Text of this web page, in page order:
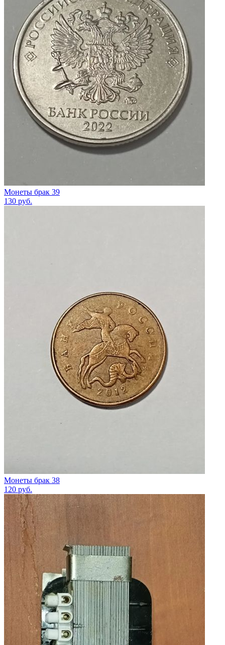
Монеты брак 39
130 руб.
Монеты брак 38
120 руб.